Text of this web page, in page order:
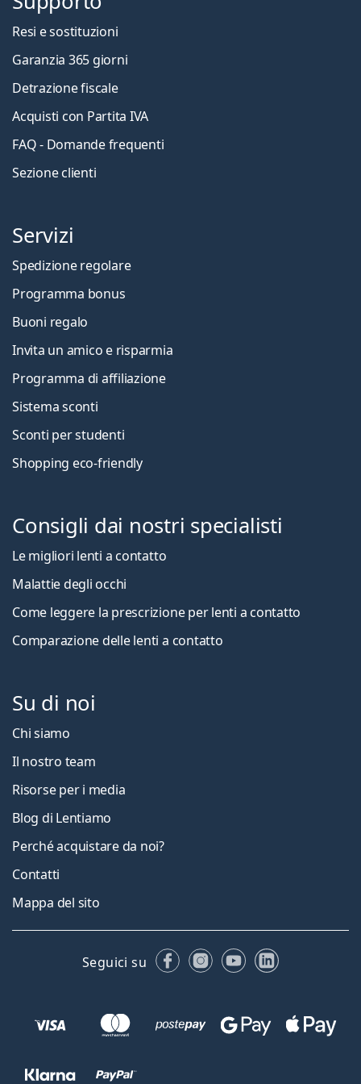
Resi e sostituzioni
Garanzia 365 giorni
Detrazione fiscale
Acquisti con Partita IVA
FAQ - Domande frequenti
Sezione clienti
Servizi
Spedizione regolare
Programma bonus
Buoni regalo
Invita un amico e risparmia
Programma di affiliazione
Sistema sconti
Sconti per studenti
Shopping eco-friendly
Consigli dai nostri specialisti
Le migliori lenti a contatto
Malattie degli occhi
Come leggere la prescrizione per lenti a contatto
Comparazione delle lenti a contatto
Su di noi
Chi siamo
Il nostro team
Risorse per i media
Blog di Lentiamo
Perché acquistare da noi?
Contatti
Mappa del sito
Seguici su FacebookInstagram
YouTubeLinkedIn